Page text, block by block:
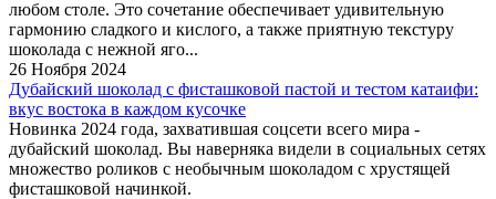
любом столе. Это сочетание обеспечивает удивительную
гармонию сладкого и кислого, а также приятную текстуру
шоколада с нежной яго...
26 Ноября 2024
Дубайский шоколад с фисташковой пастой и тестом катаифи:
вкус востока в каждом кусочке
Новинка 2024 года, захватившая соцсети всего мира -
дубайский шоколад. Вы наверняка видели в социальных сетях
множество роликов с необычным шоколадом с хрустящей
фисташковой начинкой.